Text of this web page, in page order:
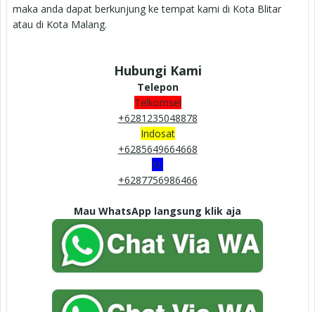
maka anda dapat berkunjung ke tempat kami di Kota Blitar
atau di Kota Malang.
Hubungi Kami
Telepon
Telkomsel
+6281235048878
Indosat
+6285649664668
XL
+6287756986466
Mau WhatsApp langsung klik aja